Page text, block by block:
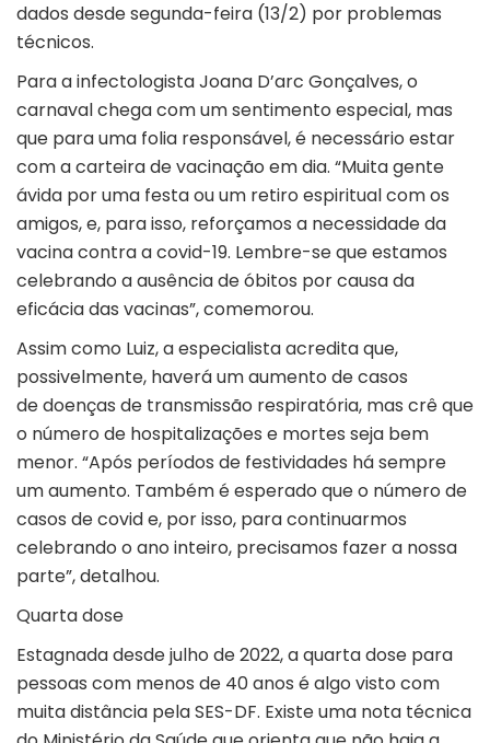
dados desde segunda-feira (13/2) por problemas
técnicos.
Para a infectologista Joana D’arc Gonçalves, o
carnaval chega com um sentimento especial, mas
que para uma folia responsável, é necessário estar
com a carteira de vacinação em dia. “Muita gente
ávida por uma festa ou um retiro espiritual com os
amigos, e, para isso, reforçamos a necessidade da
vacina contra a covid-19. Lembre-se que estamos
celebrando a ausência de óbitos por causa da
eficácia das vacinas”, comemorou.
Assim como Luiz, a especialista acredita que,
possivelmente, haverá um aumento de casos
de doenças de transmissão respiratória, mas crê que
o número de hospitalizações e mortes seja bem
menor. “Após períodos de festividades há sempre
um aumento. Também é esperado que o número de
casos de covid e, por isso, para continuarmos
celebrando o ano inteiro, precisamos fazer a nossa
parte”, detalhou.
Quarta dose
Estagnada desde julho de 2022, a quarta dose para
pessoas com menos de 40 anos é algo visto com
muita distância pela SES-DF. Existe uma nota técnica